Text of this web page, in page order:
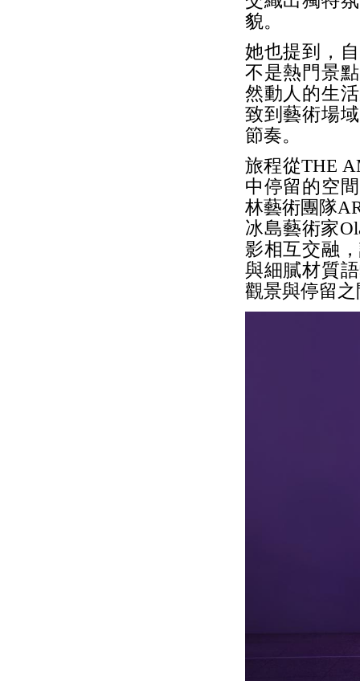
貌。
她也提到，
不是熱門景
然動人的生
致到藝術場
節奏。
旅程從THE
中停留的空
林藝術團隊
冰島藝術家
影相互交融
與細膩材質
觀景與停留